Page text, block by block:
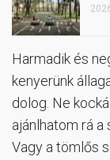
Harmadik és
kenyerünk
dolog. Ne
ajánlhatom rá
Vagy a tömlős